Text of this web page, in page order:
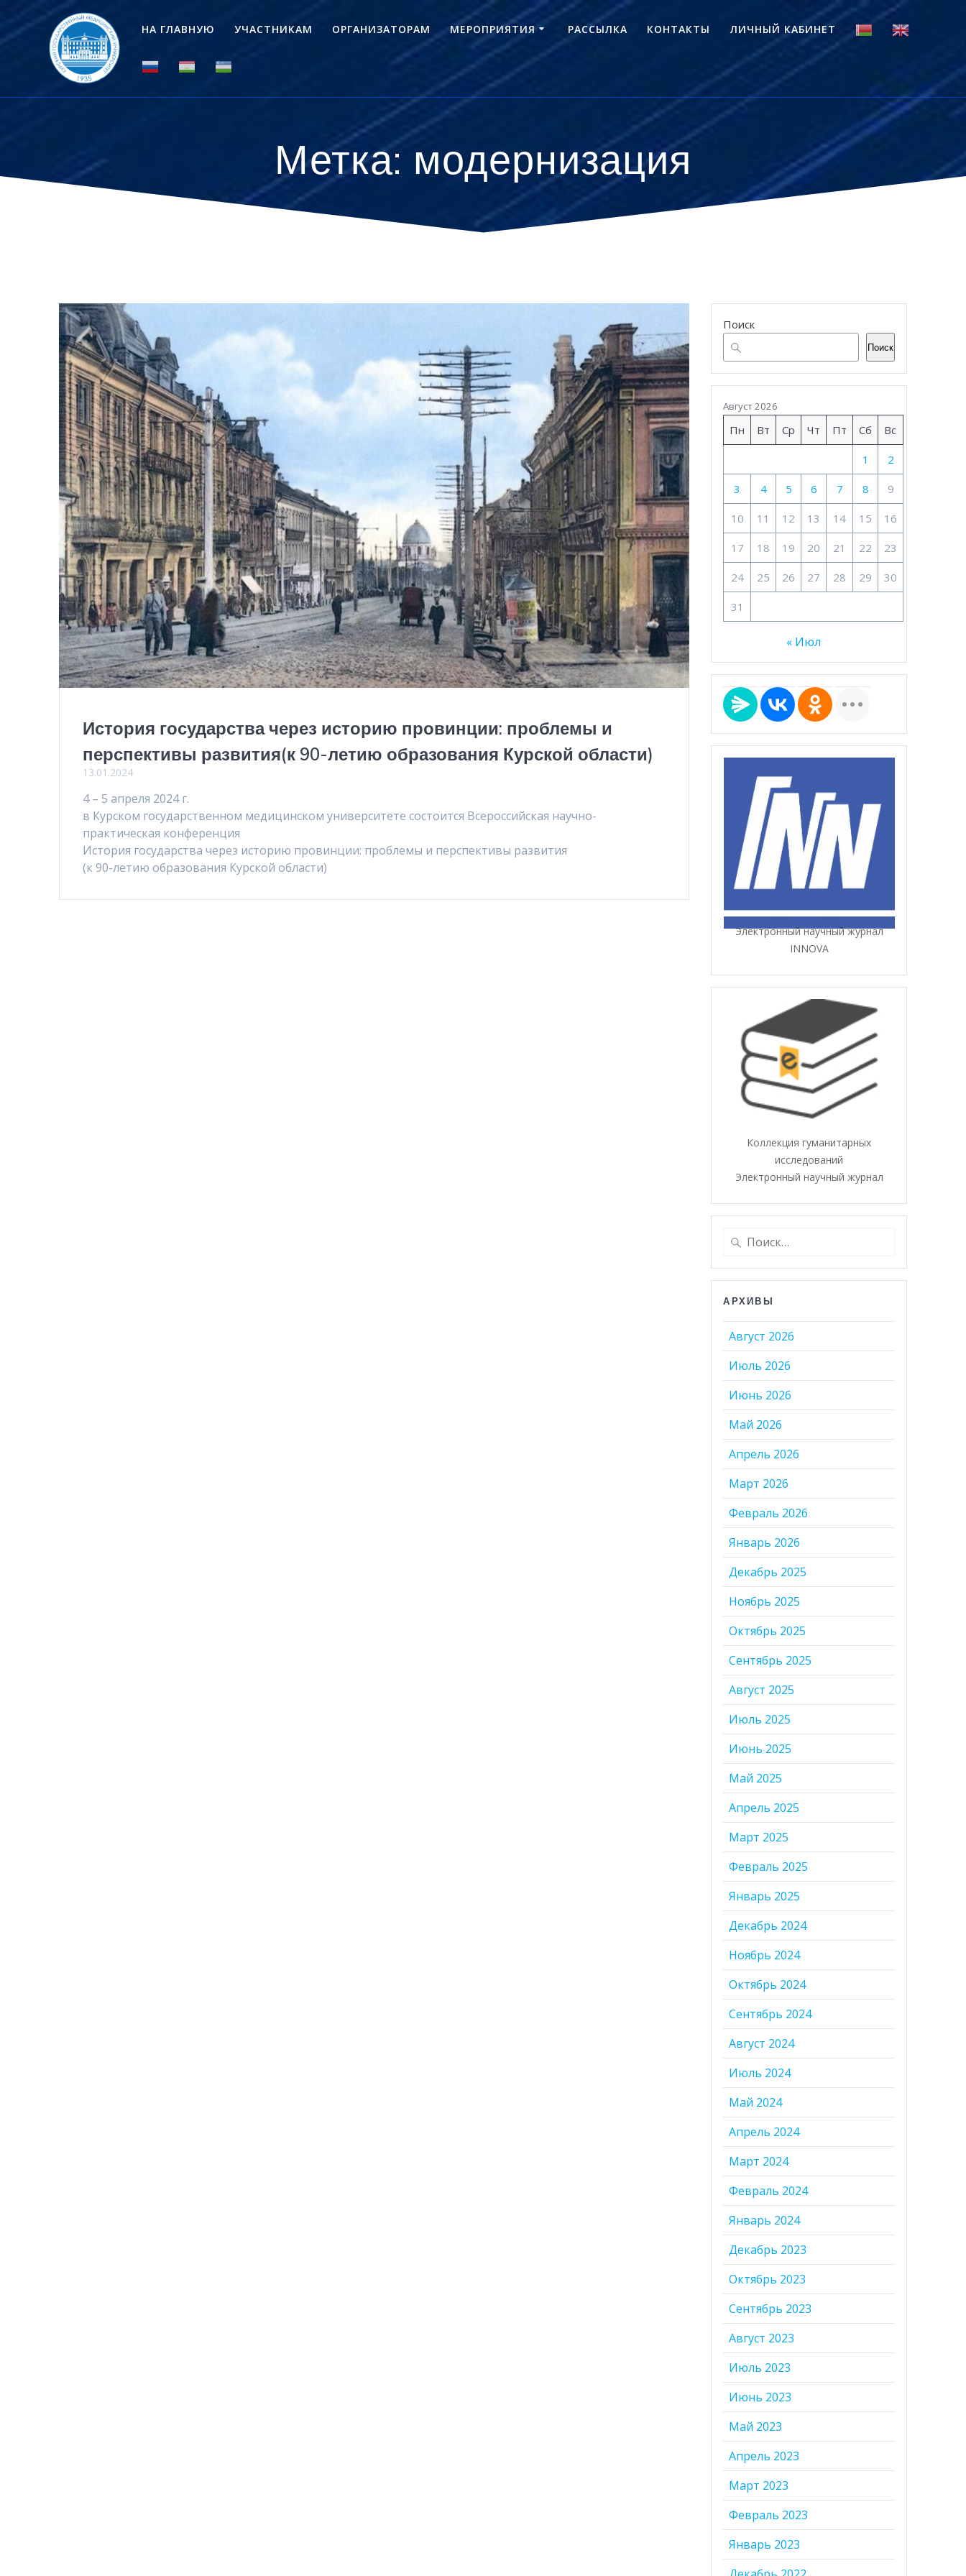
контенту
НА ГЛАВНУЮ УЧАСТНИКАМ ОРГАНИЗАТОРАМ МЕРОПРИЯТИЯ РАССЫЛКА КОНТАКТЫ ЛИЧНЫЙ КАБИНЕТ
Метка: модернизация
История государства через историю провинции: проблемы и
перспективы развития(к 90-летию образования Курской области)
13.01.2024
4 – 5 апреля 2024 г.
в Курском государственном медицинском университете состоится Всероссийская научно-
практическая конференция
История государства через историю провинции: проблемы и перспективы развития
(к 90-летию образования Курской области)
Поиск
Поиск
Август 2026
Пн Вт Ср Чт Пт Сб Вс
1 2
3 4 5 6 7 8 9
10 11 12 13 14 15 16
17 18 19 20 21 22 23
24 25 26 27 28 29 30
31
« Июл
Электронный научный журнал
INNOVA
Коллекция гуманитарных
исследований
Электронный научный журнал
Найти:
АРХИВЫ
Август 2026
Июль 2026
Июнь 2026
Май 2026
Апрель 2026
Март 2026
Февраль 2026
Январь 2026
Декабрь 2025
Ноябрь 2025
Октябрь 2025
Сентябрь 2025
Август 2025
Июль 2025
Июнь 2025
Май 2025
Апрель 2025
Март 2025
Февраль 2025
Январь 2025
Декабрь 2024
Ноябрь 2024
Октябрь 2024
Сентябрь 2024
Август 2024
Июль 2024
Май 2024
Апрель 2024
Март 2024
Февраль 2024
Январь 2024
Декабрь 2023
Октябрь 2023
Сентябрь 2023
Август 2023
Июль 2023
Июнь 2023
Май 2023
Апрель 2023
Март 2023
Февраль 2023
Январь 2023